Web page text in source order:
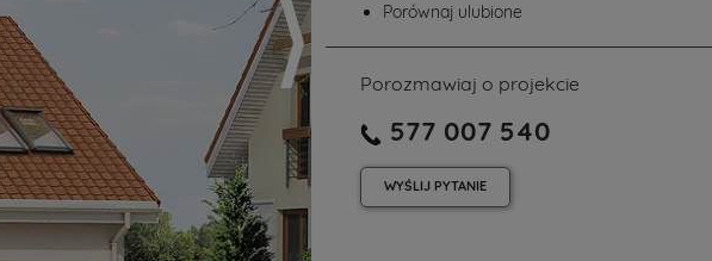
Porównaj ulubione
Porozmawiaj o projekcie
577 007 540
WYŚLIJ PYTANIE